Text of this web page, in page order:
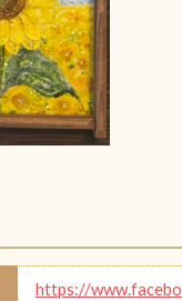
https://